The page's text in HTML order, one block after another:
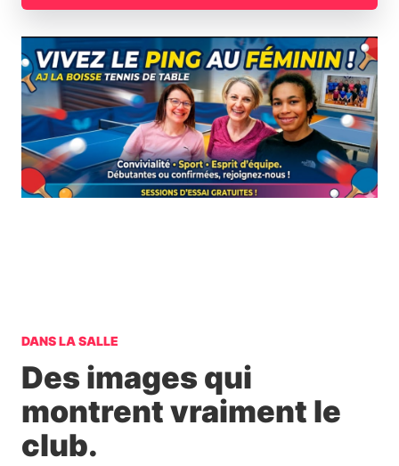
DANS LA SALLE
Des images qui
montrent vraiment le
club.